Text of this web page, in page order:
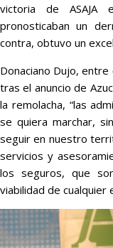
victoria de
pronosticaban un
contra, obtuvo un
Donaciano Dujo,
tras el anuncio de
la remolacha, “las
se quiera marchar,
seguir en nuestro
servicios y
los seguros, que
viabilidad de cualquier